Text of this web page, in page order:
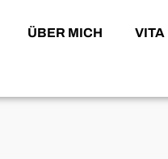
ÜBER MICH VITA